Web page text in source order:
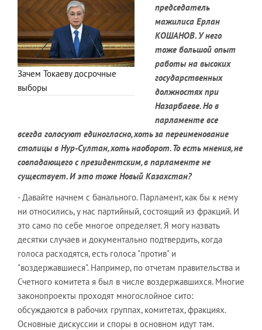
Зачем Токаеву досрочные
выборы
председатель
мажилиса Ерлан
КОШАНОВ. У него
тоже большой опыт
работы на высоких
государственных
должностях при
Назарбаеве. Но в
парламенте все
всегда голосуют единогласно, хоть за переименование
столицы в Нур-Султан, хоть наоборот. То есть мнения, не
совпадающего с президентским, в парламенте не
существует. И это тоже Новый Казахстан?
- Давайте начнем с банального. Парламент, как бы к нему
ни относились, у нас партийный, состоящий из фракций. И
это само по себе многое определяет. Я могу назвать
десятки случаев и документально подтвердить, когда
голоса расходятся, есть голоса "против" и
"воздержавшиеся". Например, по отчетам правительства и
Счетного комитета я был в числе воздержавшихся. Многие
законопроекты проходят многослойное сито:
обсуждаются в рабочих группах, комитетах, фракциях.
Основные дискуссии и споры в основном идут там.